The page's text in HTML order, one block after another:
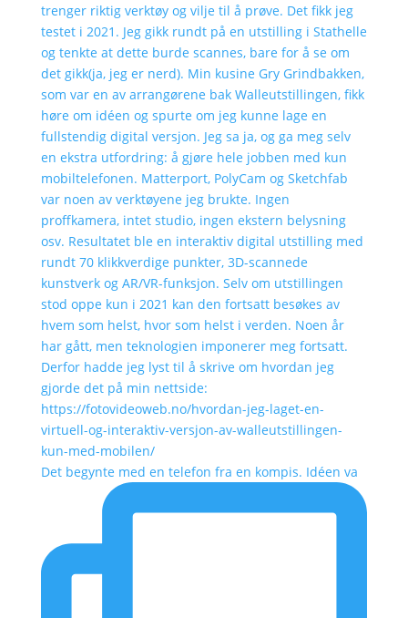
Det begynte med en telefon fra en kompis. Idéen va